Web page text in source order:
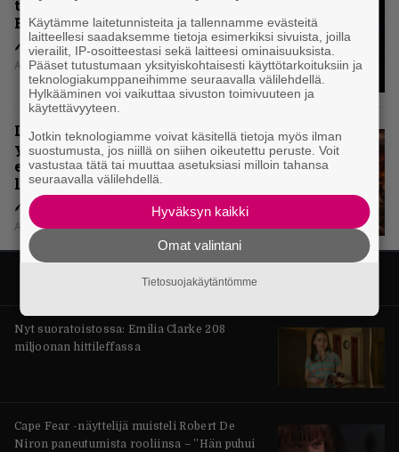
täydellisintä mahdollista Battle
Beastia?
Aki Nuopponen
Levyarvio: Sabaton on
yhdennellätoista albumillaan
erittäin kaukana
legendaarisuudesta
Aki Nuopponen
Nyt suoratoistossa: Emilia Clarke 208
miljoonan hittileffassa
Cape Fear -näyttelijä muisteli Robert De
Niron paneutumista rooliinsa – ”Hän puhui
Käytämme laitetunnisteita ja tallennamme evästeitä
laitteellesi saadaksemme tietoja esimerkiksi sivuista, joilla
vierailit, IP-osoitteestasi sekä laitteesi ominaisuuksista.
Pääset tutustumaan yksityiskohtaisesti käyttötarkoituksiin ja
teknologiakumppaneihimme seuraavalla välilehdellä.
Hylkääminen voi vaikuttaa sivuston toimivuuteen ja
käytettävyyteen.
Jotkin teknologiamme voivat käsitellä tietoja myös ilman
suostumusta, jos niillä on siihen oikeutettu peruste. Voit
vastustaa tätä tai muuttaa asetuksiasi milloin tahansa
seuraavalla välilehdellä.
Hyväksyn kaikki
Omat valintani
Tietosuojakäytäntömme